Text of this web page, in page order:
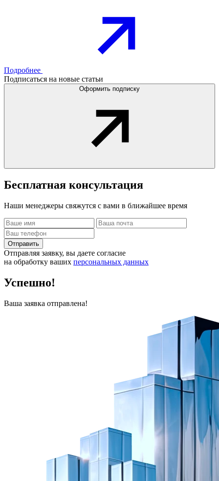
Подробнее
Подписаться на новые статьи
Оформить подписку
Бесплатная консультация
Наши менеджеры свяжутся с вами в ближайшее время
Отправить
Отправляя заявку, вы даете согласие
на обработку ваших персональных данных
Успешно!
Ваша заявка отправлена!